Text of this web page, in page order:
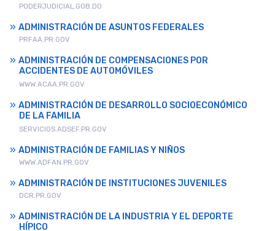
PODERJUDICIAL.GOB.DO
ADMINISTRACIÓN DE ASUNTOS FEDERALES
PRFAA.PR.GOV
ADMINISTRACIÓN DE COMPENSACIONES POR
ACCIDENTES DE AUTOMÓVILES
WWW.ACAA.PR.GOV
ADMINISTRACIÓN DE DESARROLLO SOCIOECONÓMICO
DE LA FAMILIA
SERVICIOS.ADSEF.PR.GOV
ADMINISTRACIÓN DE FAMILIAS Y NIÑOS
WWW.ADFAN.PR.GOV
ADMINISTRACIÓN DE INSTITUCIONES JUVENILES
DCR.PR.GOV
ADMINISTRACIÓN DE LA INDUSTRIA Y EL DEPORTE
HÍPICO